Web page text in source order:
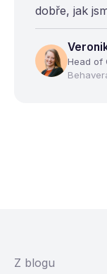
dobře, jak
Head of
Z blogu